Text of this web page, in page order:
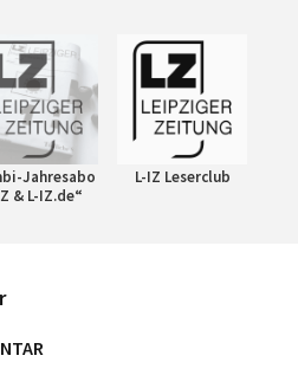
Jahresabo
& L-IZ.de“
L-IZ Leserclub